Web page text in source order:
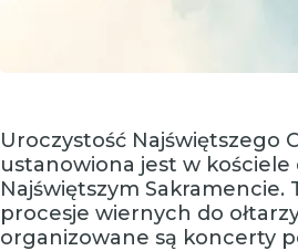
Uroczystość Najświętszego
ustanowiona jest w
Najświętszym Sakramencie.
procesje wiernych do
organizowane są koncerty